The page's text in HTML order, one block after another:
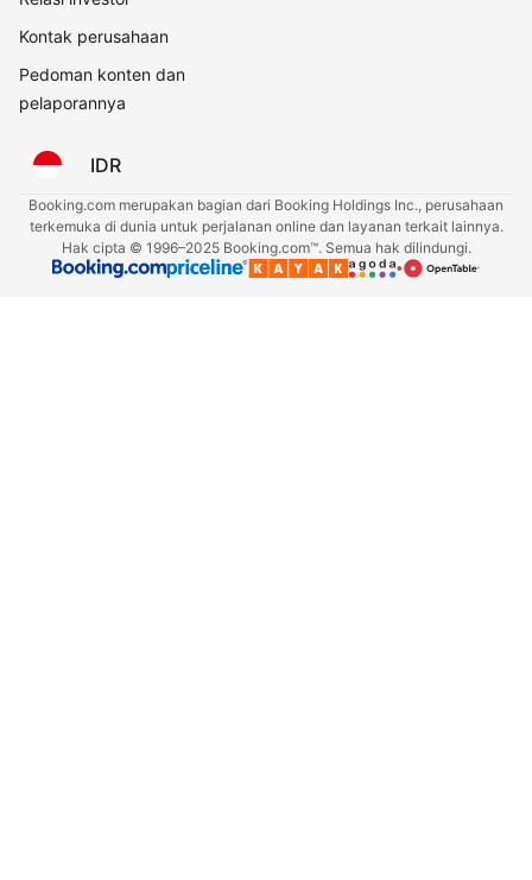
Kontak perusahaan
Pedoman konten dan
pelaporannya
IDR
Booking.com merupakan bagian dari Booking Holdings Inc., perusahaan
terkemuka di dunia untuk perjalanan online dan layanan terkait lainnya.
Hak cipta © 1996–2025 Booking.com™. Semua hak dilindungi.